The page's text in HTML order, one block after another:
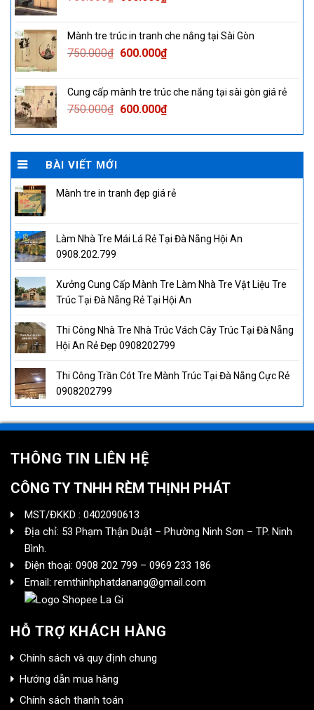
750.000₫.600.000₫.
Mành tre trúc in tranh che nắng tại Sài Gòn
750.000₫ Original
750.000₫.
600.000₫Current
600.000₫.
Cung cấp mành tre trúc che nắng tại sài gòn giá rẻ
750.000₫ Original
was:
750.000₫.
600.000₫Current
is:
600.000₫.
BÀI VIẾT MỚI
Mành tre in tranh đẹp giá rẻ
Làm Nhà Tre Mái Lá Rẻ Tại Đà Nẵng Hội An
0908.202.799
Xưởng Cung Cấp Mành Tre Làm Nhà Tre Vật Liệu Tre
Trúc Tại Đà Nẵng Rẻ Tại Hội An
Thi Công Nhà Tre Nhà Trúc Vách Cây Trúc Tại Đà Nẵng
Hội An Rẻ Đẹp 0908202799
Thi Công Trần Cót Tre Mành Trúc Tại Đà Nẵng Cực Rẻ
0908202799
THÔNG TIN LIÊN HỆ
CÔNG TY TNHH RÈM THỊNH PHÁT
MST/ĐKKD : 0402090613
Địa chỉ: 53 Phạm Thận Duật – Phường Ninh Sơn – TP. Ninh
Bình.
Điện thoại: 0908 202 799 – 0969 233 186
Email: remthinhphatdanang@gmail.com
HỖ TRỢ KHÁCH HÀNG
Chính sách và quy định chung
Hướng dẫn mua hàng
Chính sách thanh toán